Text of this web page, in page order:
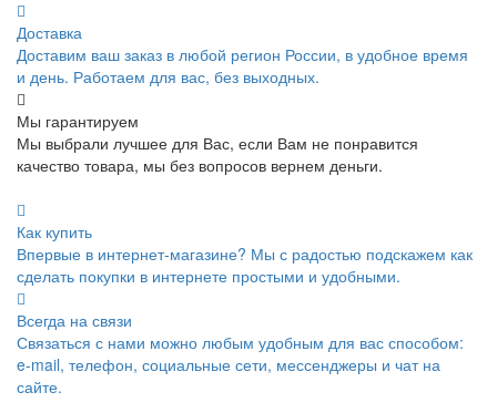
Доставка
Доставим ваш заказ в любой регион России, в удобное время
и день. Работаем для вас, без выходных.
Мы гарантируем
Мы выбрали лучшее для Вас, если Вам не понравится
качество товара, мы без вопросов вернем деньги.
Как купить
Впервые в интернет-магазине? Мы с радостью подскажем как
сделать покупки в интернете простыми и удобными.
Всегда на связи
Связаться с нами можно любым удобным для вас способом:
e-mail, телефон, социальные сети, мессенджеры и чат на
сайте.